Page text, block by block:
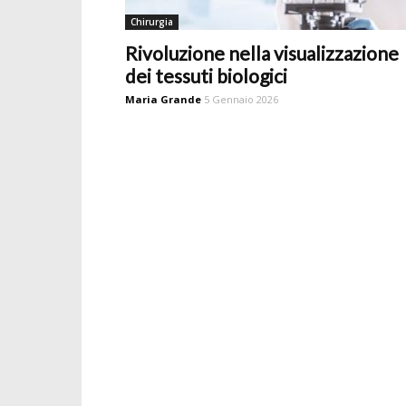
Chirurgia
Rivoluzione nella visualizzazione
dei tessuti biologici
Maria Grande 5 Gennaio 2026